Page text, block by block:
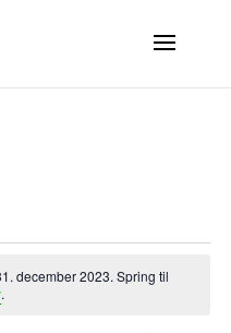
december 2023. Spring til
.